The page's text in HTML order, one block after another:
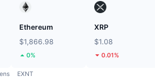
Ethereum
$1,866.98
0%
XRP
$1.08
0.01%
EXNT